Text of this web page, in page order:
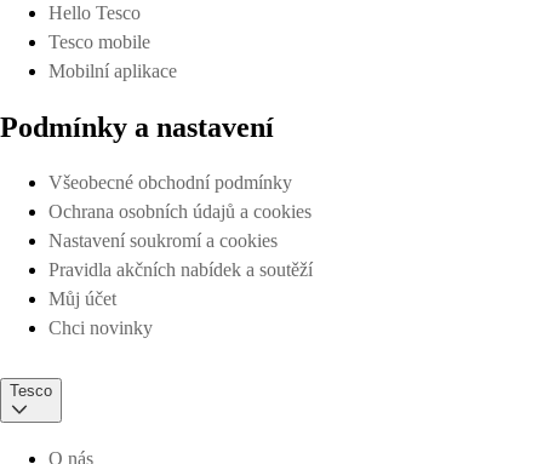
Hello Tesco
Tesco mobile
Mobilní aplikace
Podmínky a nastavení
Všeobecné obchodní podmínky
Ochrana osobních údajů a cookies
Nastavení soukromí a cookies
Pravidla akčních nabídek a soutěží
Můj účet
Chci novinky
Tesco
O nás